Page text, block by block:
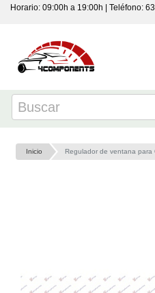
Horario: 09:00h a 19:00h | Teléfono:
Inicio Regulador de ventana para